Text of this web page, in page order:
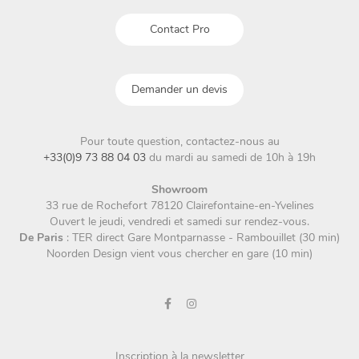
Contact Pro
Demander un devis
Pour toute question, contactez-nous au
+33(0)9 73 88 04 03 du mardi au samedi de 10h à 19h
Showroom
33 rue de Rochefort 78120 Clairefontaine-en-Yvelines
Ouvert le jeudi, vendredi et samedi sur rendez-vous.
De Paris : TER direct Gare Montparnasse - Rambouillet (30 min)
Noorden Design vient vous chercher en gare (10 min)